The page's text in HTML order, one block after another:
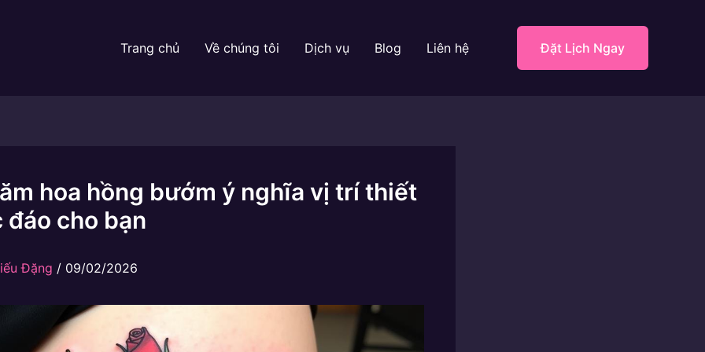
Trang chủ Về chúng tôi Dịch vụ Blog Liên hệ Đặt Lịch Ngay
hoa hồng bướm ý nghĩa vị trí thiết
đáo cho bạn
Đặng / 09/02/2026